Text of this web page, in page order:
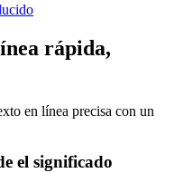
rápida,
en línea precisa con un
el significado